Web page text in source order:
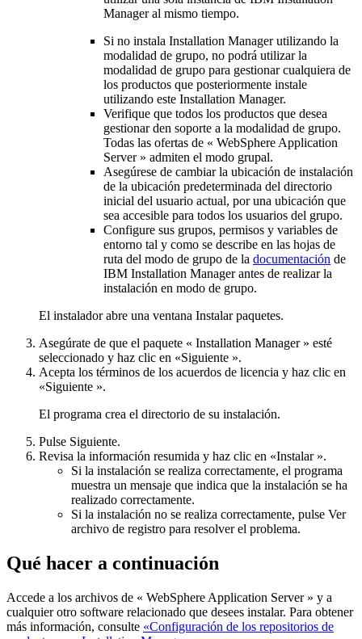
Manager al mismo tiempo.
Si no instala Installation Manager utilizando la
modalidad de grupo, no podrá utilizar la
modalidad de grupo para gestionar cualquiera de
los productos que posteriormente instale
utilizando este Installation Manager.
Verifique que todos los productos que desea
gestionar den soporte a la modalidad de grupo.
Todas las ofertas de « WebSphere Application
Server» admiten el modo grupal.
Asegúrese de cambiar la ubicación de instalación
de la ubicación predeterminada del directorio
inicial del usuario actual, por una ubicación que
sea accesible para todos los usuarios del grupo.
Configure sus grupos, permisos y variables de
entorno tal y como se describe en las hojas de
ruta del modo de grupo de la documentación de
IBM Installation Manager antes de realizar la
instalación en modo de grupo.
El instalador abre una ventana Instalar paquetes.
Asegúrate de que el paquete « Installation Manager » esté
seleccionado y haz clic en «Siguiente ».
Acepta los términos de los acuerdos de licencia y haz clic en
«Siguiente ».
El programa crea el directorio de su instalación.
Pulse Siguiente.
Revisa la información resumida y haz clic en «Instalar».
Si la instalación se realiza correctamente, el programa
muestra un mensaje que indica que la instalación se ha
realizado correctamente.
Si la instalación no se realiza correctamente, pulse Ver
archivo de registro para resolver el problema.
Qué hacer a continuación
Accede a los archivos de « WebSphere Application Server» y a
cualquier otro software relacionado que desees instalar. Para obtener
más información, consulte «Configuración de los repositorios de